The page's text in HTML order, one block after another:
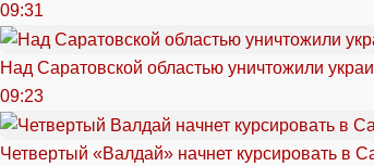
09:31
Над Саратовской областью уничтожили
09:23
Четвертый «Валдай» начнет курсировать в